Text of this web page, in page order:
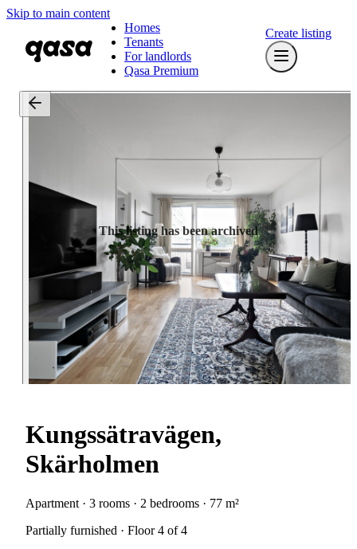
Skip to main content
Homes
Tenants
For landlords
Qasa Premium
Create listing
This listing has been archived
Kungssätravägen,
Skärholmen
Apartment · 3 rooms · 2 bedrooms · 77 m²
Partially furnished · Floor 4 of 4